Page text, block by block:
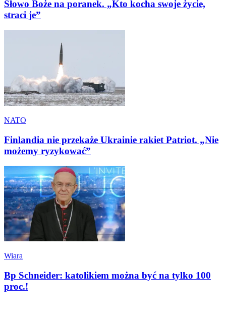
Słowo Boże na poranek. „Kto kocha swoje życie,
straci je”
NATO
Finlandia nie przekaże Ukrainie rakiet Patriot. „Nie
możemy ryzykować”
Wiara
Bp Schneider: katolikiem można być na tylko 100
proc.!